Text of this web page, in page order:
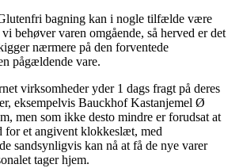
bagning kan i nogle tilfælde være
behøver varen omgående, så herved er det
nærmere på den forventede
pågældende vare.
virksomheder yder 1 dags fragt på deres
eksempelvis Bauckhof Kastanjemel Ø
men som ikke desto mindre er forudsat at
for et angivent klokkeslæt, med
sandsynligvis kan nå at få de nye varer
tager hjem.